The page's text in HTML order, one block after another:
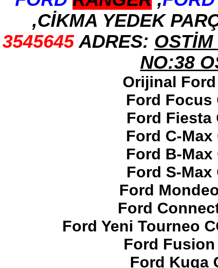
2017-2018 ford ranger
dirksiyon simidi
SOL ÖN KAPI DÖŞEMSİ
Ürün Kodu : 2017-2018 ford ranger şavft
,CİKMA YEDEK
3545645 ADRES:
NO:38
Orijinal Ford
Ford Focus
Ford Fiesta
Ford C-Max
Ford B-Max
Ford S-Max
Ford
Ford
Ford Yeni Tourneo
Ford Fusion
Ford Kuga